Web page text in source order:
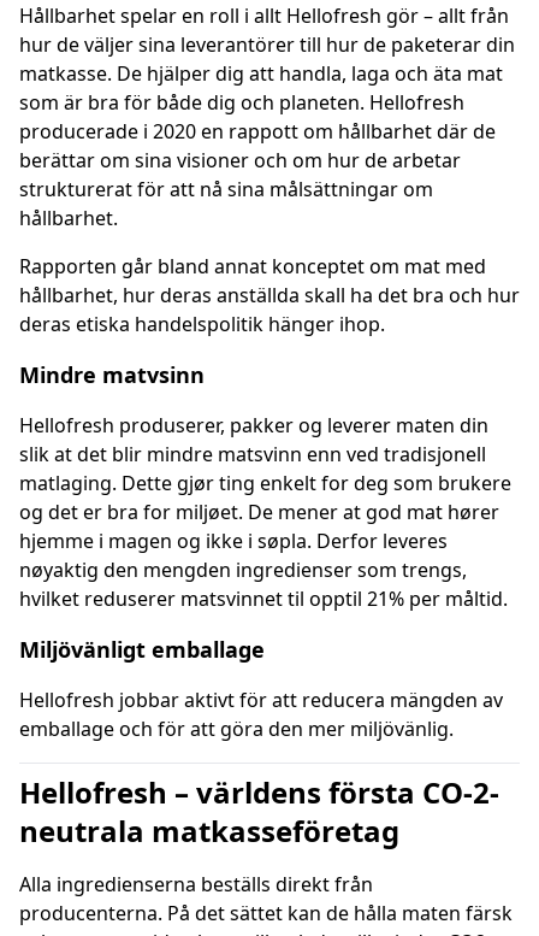
Hållbarhet spelar en roll i allt Hellofresh gör – allt från
hur de väljer sina leverantörer till hur de paketerar din
matkasse. De hjälper dig att handla, laga och äta mat
som är bra för både dig och planeten. Hellofresh
producerade i 2020 en rappott om hållbarhet där de
berättar om sina visioner och om hur de arbetar
strukturerat för att nå sina målsättningar om
hållbarhet.
Rapporten går bland annat konceptet om mat med
hållbarhet, hur deras anställda skall ha det bra och hur
deras etiska handelspolitik hänger ihop.
Mindre matvsinn
Hellofresh produserer, pakker og leverer maten din
slik at det blir mindre matsvinn enn ved tradisjonell
matlaging. Dette gjør ting enkelt for deg som brukere
og det er bra for miljøet. De mener at god mat hører
hjemme i magen og ikke i søpla. Derfor leveres
nøyaktig den mengden ingredienser som trengs,
hvilket reduserer matsvinnet til opptil 21% per måltid.
Miljövänligt emballage
Hellofresh jobbar aktivt för att reducera mängden av
emballage och för att göra den mer miljövänlig.
Hellofresh – världens första CO-2-
neutrala matkasseföretag
Alla ingredienserna beställs direkt från
producenterna. På det sättet kan de hålla maten färsk